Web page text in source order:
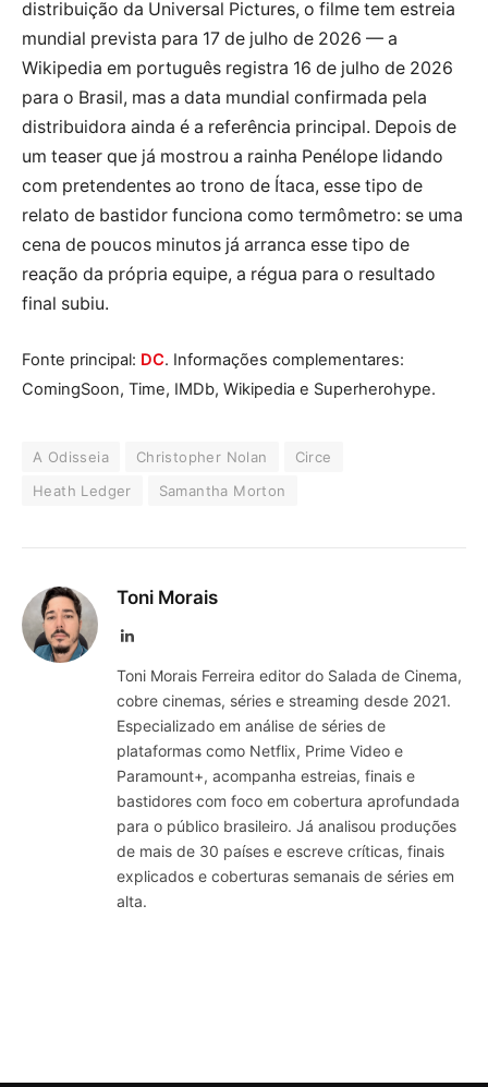
distribuição da Universal Pictures, o filme tem estreia
mundial prevista para 17 de julho de 2026 — a
Wikipedia em português registra 16 de julho de 2026
para o Brasil, mas a data mundial confirmada pela
distribuidora ainda é a referência principal. Depois de
um teaser que já mostrou a rainha Penélope lidando
com pretendentes ao trono de Ítaca, esse tipo de
relato de bastidor funciona como termômetro: se uma
cena de poucos minutos já arranca esse tipo de
reação da própria equipe, a régua para o resultado
final subiu.
Fonte principal: DC. Informações complementares:
ComingSoon, Time, IMDb, Wikipedia e Superherohype.
A Odisseia Christopher Nolan
Circe
Heath Ledger
Samantha Morton
Toni Morais
LinkedIn
Toni Morais Ferreira editor do Salada de Cinema,
cobre cinemas, séries e streaming desde 2021.
Especializado em análise de séries de
plataformas como Netflix, Prime Video e
Paramount+, acompanha estreias, finais e
bastidores com foco em cobertura aprofundada
para o público brasileiro. Já analisou produções
de mais de 30 países e escreve críticas, finais
explicados e coberturas semanais de séries em
alta.